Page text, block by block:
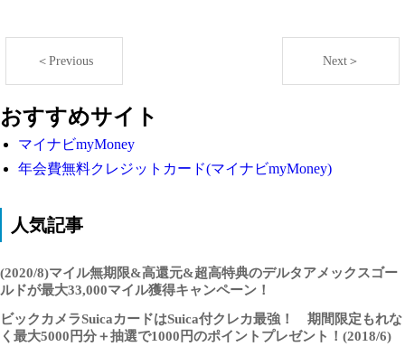
＜Previous Next＞
おすすめサイト
マイナビmyMoney
年会費無料クレジットカード(マイナビmyMoney)
人気記事
(2020/8)マイル無期限&高還元&超高特典のデルタアメックスゴー
ルドが最大33,000マイル獲得キャンペーン！
ビックカメラSuicaカードはSuica付クレカ最強！ 期間限定もれな
く最大5000円分＋抽選で1000円のポイントプレゼント！(2018/6)